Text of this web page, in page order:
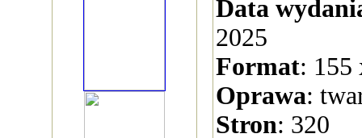
Data
2025
Format: 155
Oprawa:
Stron: 320